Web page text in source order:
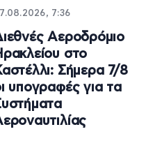
7:36
Αεροδρόμιο
στο
Σήμερα 7/8
υπογραφές για τα